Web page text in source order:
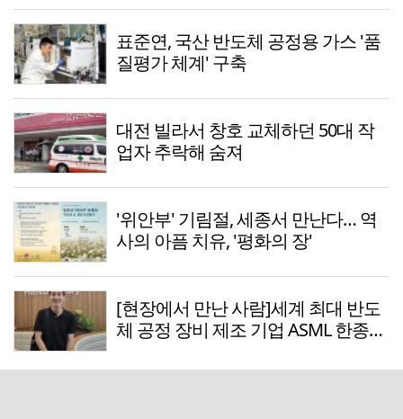
표준연, 국산 반도체 공정용 가스 '품
질평가 체계' 구축
대전 빌라서 창호 교체하던 50대 작
업자 추락해 숨져
'위안부' 기림절, 세종서 만난다… 역
사의 아픔 치유, '평화의 장'
[현장에서 만난 사람]세계 최대 반도
체 공정 장비 제조 기업 ASML 한종호